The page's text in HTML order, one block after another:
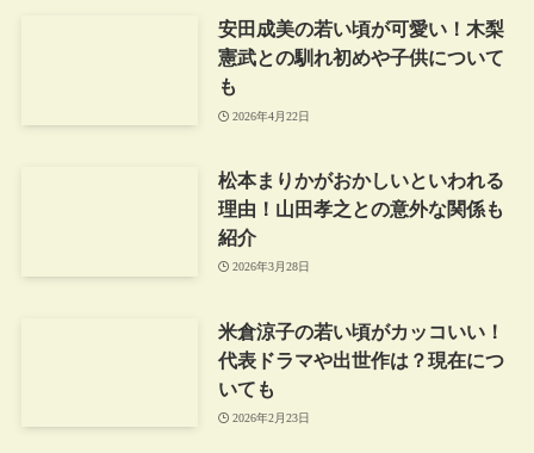
安田成美の若い頃が可愛い！木梨
憲武との馴れ初めや子供について
も
2026年4月22日
松本まりかがおかしいといわれる
理由！山田孝之との意外な関係も
紹介
2026年3月28日
米倉涼子の若い頃がカッコいい！
代表ドラマや出世作は？現在につ
いても
2026年2月23日